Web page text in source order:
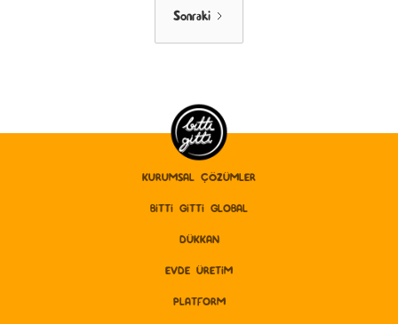
Sonraki
KURUMSAL ÇÖZÜMLER
BITTI GITTI GLOBAL
DÜKKAN
EVDE ÜRETİM
PLATFORM